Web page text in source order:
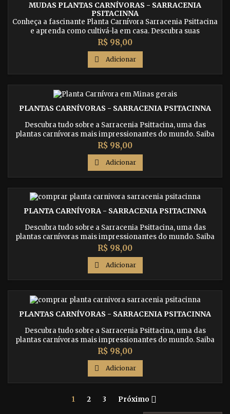
MUDAS PLANTAS CARNÍVORAS - SARRACENIA
PSITACINNA
Conheça a fascinante Planta Carnívora Sarracenia Psittacina
e aprenda como cultivá-la em casa. Descubra suas
características únicas e como ela atrai e captura suas presas.
Preço
R$ 98,00
 Adicionar
PLANTAS CARNÍVORAS - SARRACENIA PSITACINNA
Descubra tudo sobre a Sarracenia Psittacina, uma das
plantas carnívoras mais impressionantes do mundo. Saiba
como cultivar e cuidar dessa planta incrível e conheça suas
características únicas.
Preço
R$ 98,00
 Adicionar
PLANTA CARNÍVORA - SARRACENIA PSITACINNA
Descubra tudo sobre a Sarracenia Psittacina, uma das
plantas carnívoras mais impressionantes do mundo. Saiba
como cultivar e cuidar dessa planta incrível e conheça suas
características únicas.
Preço
R$ 98,00
 Adicionar
PLANTAS CARNÍVORAS - SARRACENIA PSITACINNA
Descubra tudo sobre a Sarracenia Psittacina, uma das
plantas carnívoras mais impressionantes do mundo. Saiba
como cultivar e cuidar dessa planta incrível e conheça suas
características únicas.
Preço
R$ 98,00
 Adicionar
1 2 3 Próximo 